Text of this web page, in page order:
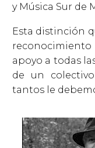
y Música Sur de
Esta distinción
reconocimiento
apoyo a todas
de un
tantos le